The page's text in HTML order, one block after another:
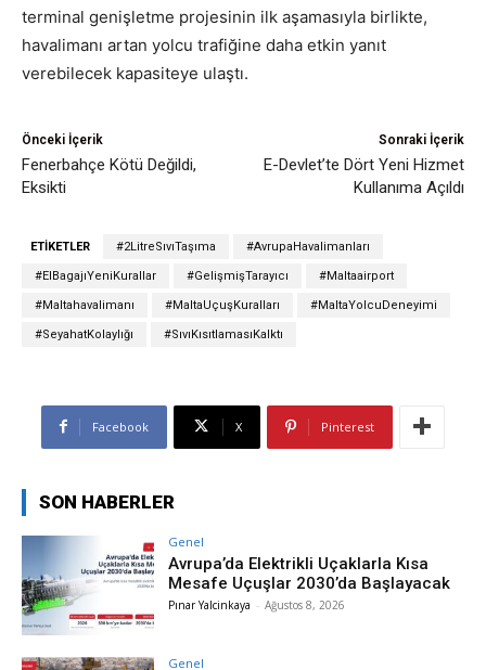
terminal genişletme projesinin ilk aşamasıyla birlikte,
havalimanı artan yolcu trafiğine daha etkin yanıt
verebilecek kapasiteye ulaştı.
Önceki İçerik
Fenerbahçe Kötü Değildi,
Eksikti
Sonraki İçerik
E-Devlet’te Dört Yeni Hizmet
Kullanıma Açıldı
ETIKETLER #2LitreSıvıTaşıma #AvrupaHavalimanları
#ElBagajıYeniKurallar #GelişmişTarayıcı #Maltaairport
#Maltahavalimanı #MaltaUçuşKuralları #MaltaYolcuDeneyimi
#SeyahatKolaylığı #SıvıKısıtlamasıKalktı
Facebook X Pinterest
SON HABERLER
Genel
Avrupa’da Elektrikli Uçaklarla Kısa
Mesafe Uçuşlar 2030’da Başlayacak
Pınar Yalcinkaya - Ağustos 8, 2026
Genel